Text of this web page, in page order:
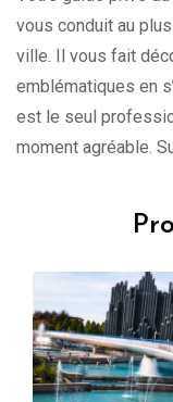
vous conduit au
ville. Il vous fait
emblématiques en
est le seul
moment agréable.